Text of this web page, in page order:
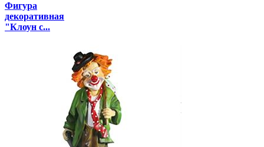
Фигура
декоративная
"Клоун с...